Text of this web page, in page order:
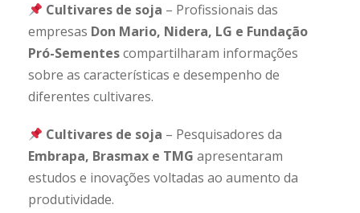
Cultivares de soja – Profissionais das
empresas Don Mario, Nidera, LG e Fundação
Pró-Sementescompartilharam informações
sobre as características e desempenho de
diferentes cultivares.
Cultivares de soja – Pesquisadores da
Embrapa, Brasmax e TMG apresentaram
estudos e inovações voltadas ao aumento da
produtividade.